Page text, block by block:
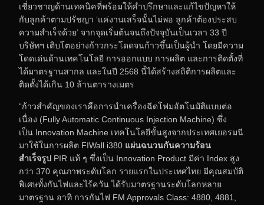
เชี่ยวชาญด้านเทคนิคที่พร้อมให้คำปรึกษาและแก้ไขปัญหาให้
กับลูกค้าตามปรัชญา ‘แค่งานเสร็จนั้นไม่พอ ลูกค้าต้องประสบ
ความสำเร็จด้วย’ จากจุดเริ่มต้นจนถึงปัจจุบันเป็นเวลา 33 ปี
บริษัทฯ เติบโตอย่างก้าวกระโดดจนก้าวขึ้นเป็นผู้นำ โดยมีความ
โดดเด่นด้านเทคโนโลยี การออกแบบ การผลิต และการติดตั้งที่
ได้มาตรฐานสากล และในปี 2568 นี้ได้สร้างสถิติการผลิตและ
ติดตั้งได้เกิน 10 ล้านตารางเมตร
“ก้าวสำคัญของเราคือการนำเครื่องฉีดโฟมอัตโนมัติแบบต่อ
เนื่อง (Fully Automatic Continuous Injection Machine) ซึ่ง
เป็น Innovation Machine เทคโนโลยีขั้นสูงจากประเทศเยอรมนี
มาใช้ในการผลิต FIWall i380 แผ่นฉนวนกันความร้อน
สำเร็จรูป PIR แท้ ๆ ซึ่งเป็น Innovation Product มีค่า Index สูง
กว่า 370 คุณภาพระดับโลก รายแรกในประเทศไทย มีคุณสมบัติ
พิเศษทั้งกันไฟและไร้ควัน ได้รับมาตรฐานระดับโลกหลาย
มาตรฐาน อาทิ การกันไฟ FM Approvals Class: 4880, 4881,